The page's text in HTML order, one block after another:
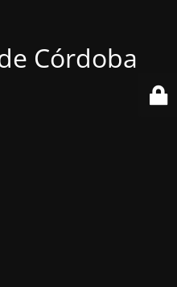
Córdoba